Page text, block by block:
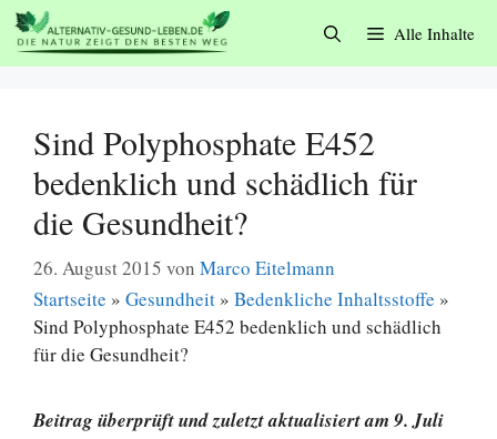
Zum
Inhalt
springen
Alle Inhalte
Sind Polyphosphate E452
bedenklich und schädlich für
die Gesundheit?
26. August 2015 von Marco Eitelmann
Startseite » Gesundheit » Bedenkliche Inhaltsstoffe »
Sind Polyphosphate E452 bedenklich und schädlich
für die Gesundheit?
Beitrag überprüft und zuletzt aktualisiert am 9. Juli